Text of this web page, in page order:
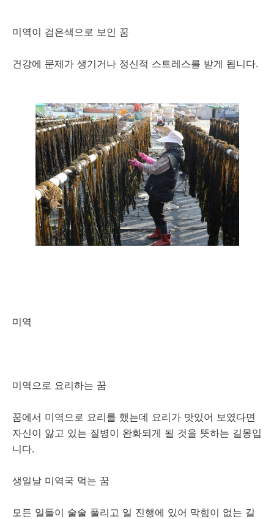
미역이 검은색으로 보인 꿈
건강에 문제가 생기거나 정신적 스트레스를 받게 됩니다.
미역
미역으로 요리하는 꿈
꿈에서 미역으로 요리를 했는데 요리가 맛있어 보였다면
자신이 앓고 있는 질병이 완화되게 될 것을 뜻하는 길몽입
니다.
생일날 미역국 먹는 꿈
모든 일들이 술술 풀리고 일 진행에 있어 막힘이 없는 길